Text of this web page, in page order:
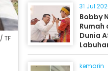
TF
31 Jul
Bobby
Rumah
Dunia
kemarin